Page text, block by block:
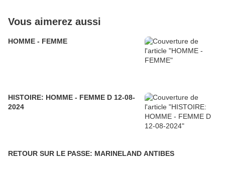
Vous aimerez aussi
HOMME - FEMME
HISTOIRE: HOMME - FEMME D 12-08-
2024
RETOUR SUR LE PASSE: MARINELAND ANTIBES